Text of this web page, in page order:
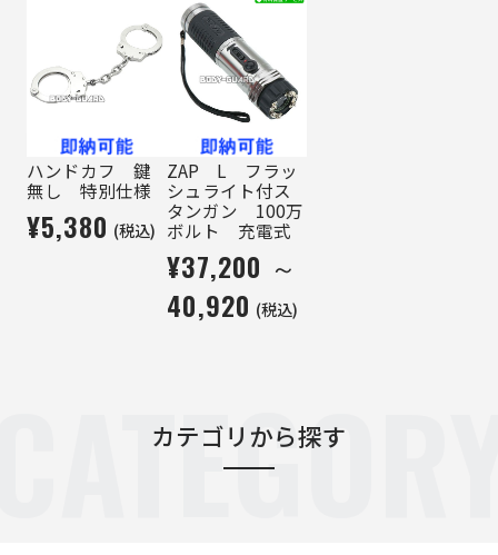
ハンドカフ 鍵
無し 特別仕様
¥5,380 (税込)
ZAP L フラッ
シュライト付ス
タンガン 100万
ボルト 充電式
¥37,200 ～
40,920 (税込)
カテゴリから探す